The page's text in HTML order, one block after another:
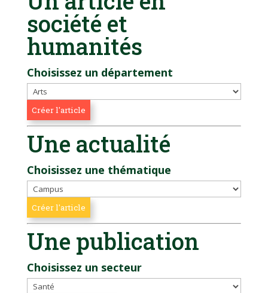
société et
humanités
Choisissez un département
Une actualité
Choisissez une thématique
Une publication
Choisissez un secteur